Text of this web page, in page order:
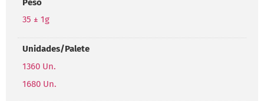
Peso
35 ± 1g
Unidades/Palete
1360 Un.
1680 Un.